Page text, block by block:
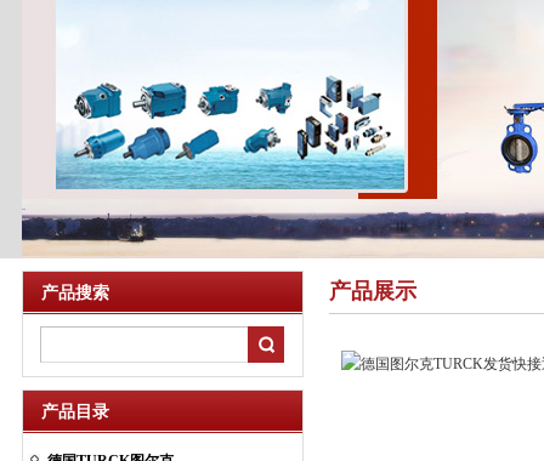
产品搜索
产品目录
产品展示